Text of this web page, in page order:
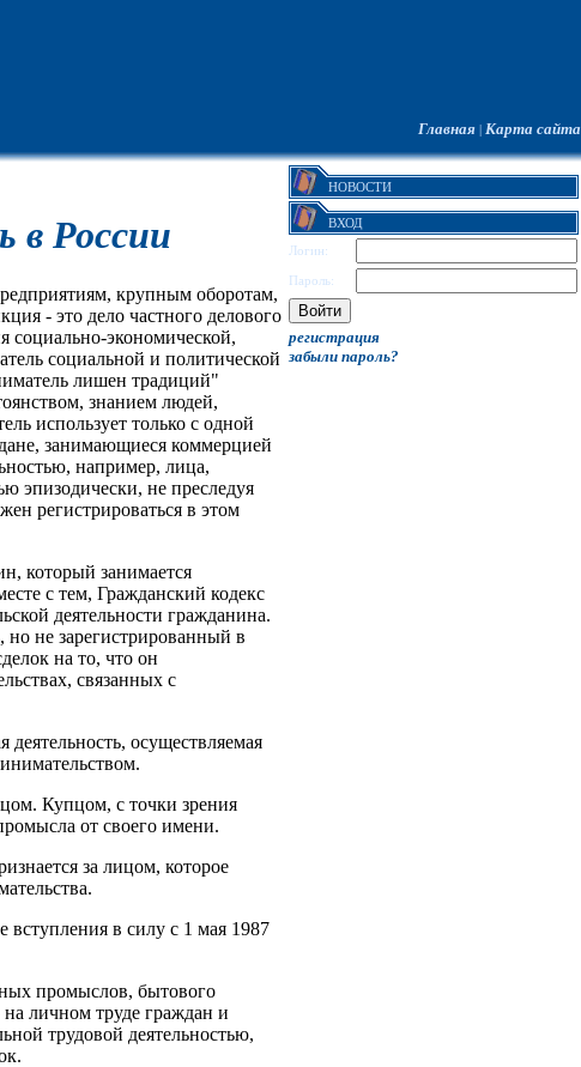
Главная | Карта сайта
в России
крупным оборотам,
- это дело частного делового
социально-экономической,
социальной и политической
лишен традиций"
знанием людей,
использует только с одной
занимающиеся коммерцией
например, лица,
эпизодически, не преследуя
регистрироваться в этом
который занимается
с тем, Гражданский кодекс
деятельности гражданина.
не зарегистрированный в
на то, что он
связанных с
осуществляемая
Купцом, с точки зрения
от своего имени.
за лицом, которое
в силу с 1 мая 1987
промыслов, бытового
личном труде граждан и
трудовой деятельностью,
НОВОСТИ
ВХОД
Логин:
Пароль:
регистрация
забыли пароль?